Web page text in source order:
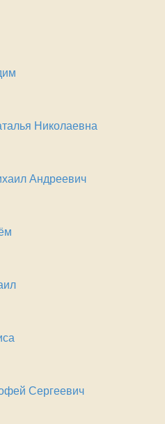
Николаевна
Андреевич
Сергеевич